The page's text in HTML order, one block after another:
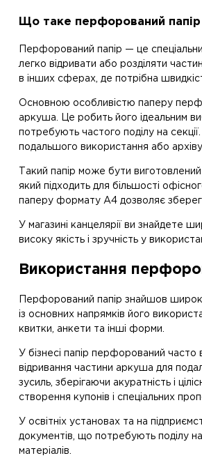
Що таке перфорований папір
Перфорований папір — це
легко відривати або розділяти
в інших сферах, де потрібна
Основною особливістю паперу
аркуша. Це робить його ідеальним
потребують частого поділу на
подальшого використання або
Такий папір може бути
який підходить для більшості
паперу формату А4 дозволяє
У магазині канцелярії ви знайдете
високу якість і зручність у
Використання
Перфорований папір знайшов
із основних напрямків його
квитки, анкети та інші форми.
У бізнесі папір перфорований
відривання частини аркуша для
зусиль, зберігаючи акуратність і
створення купонів і спеціальних
У освітніх установах та на
документів, що потребують поділу на
матеріалів.